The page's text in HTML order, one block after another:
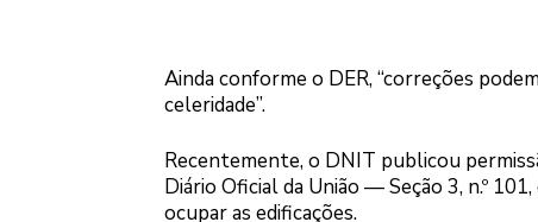
Ainda conforme o DER, “correções
celeridade”.
Recentemente, o DNIT publicou
Diário Oficial da União — Seção 3, n.º
ocupar as edificações.